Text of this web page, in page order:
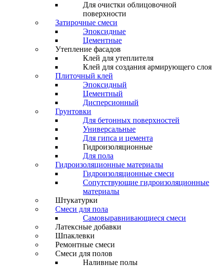
Для очистки облицовочной
поверхности
Затирочные смеси
Эпоксидные
Цементные
Утепление фасадов
Клей для утеплителя
Клей для создания армирующего слоя
Плиточный клей
Эпоксидный
Цементный
Дисперсионный
Грунтовки
Для бетонных поверхностей
Универсальные
Для гипса и цемента
Гидроизоляционные
Для пола
Гидроизоляционные материалы
Гидроизоляционные смеси
Сопутствующие гидроизоляционные
материалы
Штукатурки
Смеси для пола
Самовыравнивающиеся смеси
Латексные добавки
Шпаклевки
Ремонтные смеси
Смеси для полов
Наливные полы